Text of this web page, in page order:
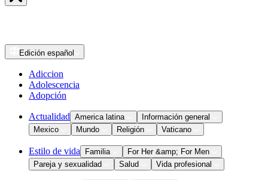
Edición español
Adiccion
Adolescencia
Adopción
Actualidad America latina
Información general
Mexico
Mundo Religión Vaticano
Estilo de vida Familia
For Her &amp; For Men
Pareja y sexualidad
Salud Vida profesional